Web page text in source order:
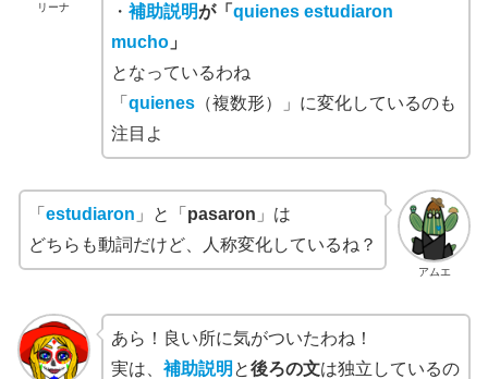
リーナ
・ 補助説明が「 quienes estudiaron
mucho」
となっているわね
「 quienes（複数形）」に変化しているのも
注目よ
アムエ
「estudiaron 」と「 pasaron 」は
どちらも動詞だけど、人称変化しているね？
あら！良い所に気がついたわね！
実は、 補助説明 と後ろの文は独立しているの